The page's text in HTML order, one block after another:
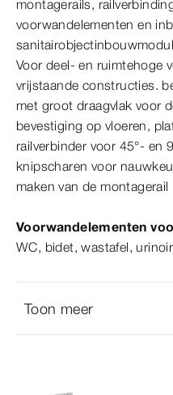
montagerails,
voorwandelementen en
Voor deel- en ruimtehoge
vrijstaande constructies.
met groot draagvlak voor
bevestiging op vloeren,
railverbinder voor 45°- en
knipscharen voor
maken van de montagerail
Voorwandelementen
WC, bidet, wastafel,
Toon meer